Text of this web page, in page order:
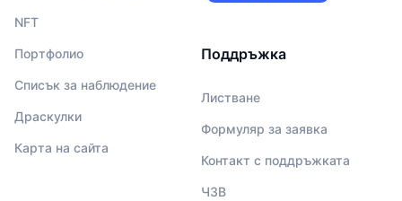
NFT
Портфолио
Списък за наблюдение
Драскулки
Карта на сайта
Поддръжка
Листване
Формуляр за заявка
Контакт с поддръжката
ЧЗВ